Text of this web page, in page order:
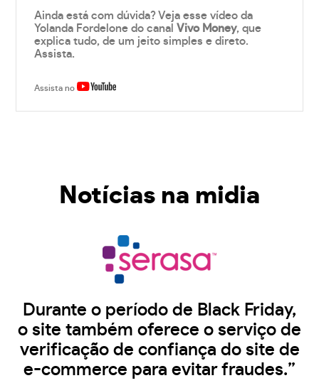
Ainda está com dúvida? Veja esse vídeo da
Yolanda Fordelone do canalVivo Money, que
explica tudo, de um jeito simples e direto.
Assista.
Assista no
Notícias na midia
Durante o período de Black Friday,
o site também oferece o serviço de
verificação de confiança do site de
e-commerce para evitar fraudes.”